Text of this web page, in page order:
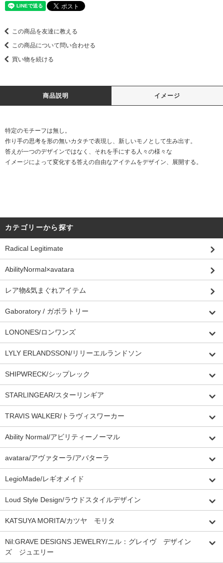
この商品を友達に教える
この商品について問い合わせる
買い物を続ける
商品説明 イメージ
特定のモチーフは無し。
作り手の思考を形の無いカタチで表現し、新しいモノとして生み出す。
答えが一つのデザインではなく、それを手にする人々の様々な
イメージによって変化する答えの自由なアイテムをデザイン、展開する。
カテゴリーから探す
Radical Legitimate
AbilityNormal×avatara
レア物&気まぐれアイテム
Gaboratory / ガボラトリー
LONONES/ロンワンズ
LYLY ERLANDSSON/リリーエルランドソン
SHIPWRECK/シップレック
STARLINGEAR/スターリンギア
TRAVIS WALKER/トラヴィスワーカー
Ability Normal/アビリティーノーマル
avatara/アヴァターラ/アバターラ
LegioMade/レギオメイド
Loud Style Design/ラウドスタイルデザイン
KATSUYA MORITA/カツヤ モリタ
Nil:GRAVE DESIGNS JEWELRY/ニル：グレイヴ デザイン
ズ ジュエリー